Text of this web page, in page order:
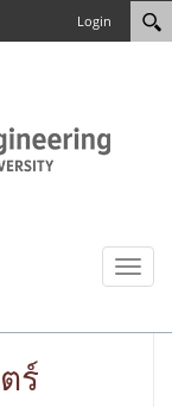
Login
Toggle
ร์